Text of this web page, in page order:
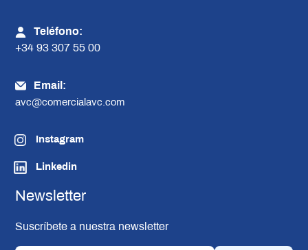
Teléfono:
+34 93 307 55 00
Email:
avc@comercialavc.com
Instagram
Linkedin
Newsletter
Suscríbete a nuestra newsletter